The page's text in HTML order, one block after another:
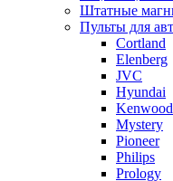
Штатные
Пульты для
Cortland
Elenberg
JVC
Hyundai
Kenwood
Mystery
Pioneer
Philips
Prology